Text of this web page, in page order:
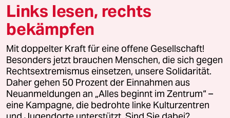
© 2026 taz Verlags und Vertriebs GmbH
Alle Rechte vorbehalten. Bei rechtlichen Fragen oder für Genehmigungen
wenden Sie sich bitte an
lizenzen@taz.de
Feedback Redaktionsstatut Kommune-Richtlinien
Leitlinie Informant Datenschutz Impressum AGB
Links lesen, rechts
bekämpfen
Mit doppelter Kraft für eine offene Gesellschaft!
Besonders jetzt brauchen Menschen, die sich gegen
Rechtsextremismus einsetzen, unsere Solidarität.
Daher gehen 50 Prozent der Einnahmen aus
Neuanmeldungen an „Alles beginnt im Zentrum“ –
eine Kampagne, die bedrohte linke Kulturzentren